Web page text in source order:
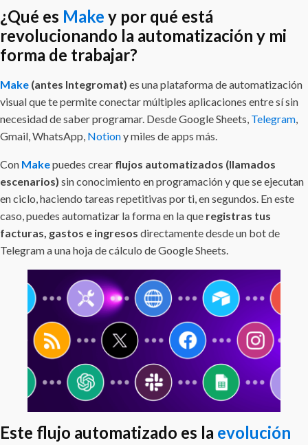
¿Qué es Make y por qué está
revolucionando la automatización y mi
forma de trabajar?
Make (antes Integromat) es una plataforma de automatización
visual que te permite conectar múltiples aplicaciones entre sí sin
necesidad de saber programar. Desde Google Sheets, Telegram,
Gmail, WhatsApp, Notiony miles de apps más.
Con Makepuedes crear flujos automatizados (llamados
escenarios) sin conocimiento en programación y que se ejecutan
en ciclo, haciendo tareas repetitivas por ti, en segundos. En este
caso, puedes automatizar la forma en la que registras tus
facturas, gastos e ingresos directamente desde un bot de
Telegram a una hoja de cálculo de Google Sheets.
Este flujo automatizado es la evolución